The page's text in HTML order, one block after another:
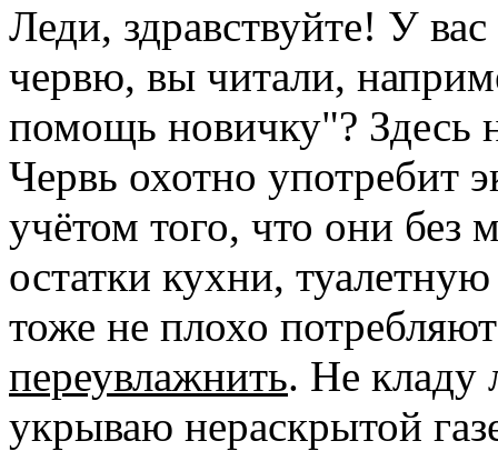
Леди, здравствуйте! У
червю, вы читали,
помощь новичку"? Здесь
Червь охотно употребит
учётом того, что они без
остатки кухни,
тоже не плохо
переувлажнить. Не кладу
укрываю нераскрытой